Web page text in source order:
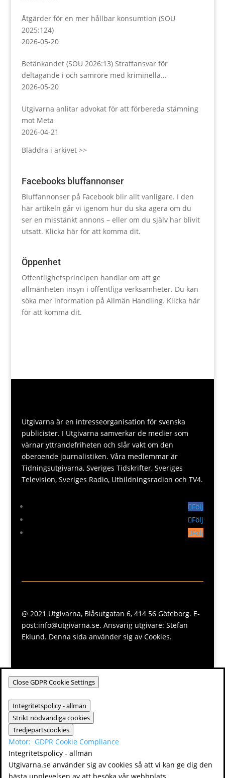
Åtgärder för en mer hållbar konsumtion (SOU
2025:124)
2026-05-20
Betänkandet (SOU 2026:13) Straffansvar för
deltagande i och samröre med kriminella
sammanslutningar
2026-05-20
Utgivarna anlitar advokat för att förbereda stämning
mot Meta
2026-04-21
Bläddra i arkivet >>
Facebooks bluffannonser
Bluffannonser på Facebook blir allt vanligare. I den
här artikeln går vi igenom hur du ska agera om du
ser en misstänkt annons – eller om du själv har blivit
utsatt. Klicka här för att komma dit.
Öppenhet
Offentlighetsprincipen handlar om att ge
allmänheten insyn i offentliga verksamheter. Du kan
söka mer information på Allmän Handling. Klicka här
för att komma dit.
Utgivarna är en intresseorganisation för svenska
publicister. I Utgivarna samverkar de medier som
värnar yttrandefriheten och slår vakt om den
oberoende journalistiken. Våra medlemmar är
Tidningsutgivarna, Sveriges Tidskrifter, Sveriges
Television, Sveriges Radio, Utbildningsradion och TV4.
Följ
Följ
Följ
@ 2021 Utgivarna, Blåsutgatan 6, 414 56 Göteborg. E-
post:info@utgivarna.se. Ansvarig utgivare: Stefan
Eklund. Denna sida använder sig av Cookies.
Close GDPR Cookie Settings
Integritetspolicy - allmän
Strikt nödvändiga cookies
Tredjepartscookies
Motor: GDPR Cookie Compliance
Integritetspolicy - allmän
Utgivarna.se använder sig av cookies så att vi kan ge dig den